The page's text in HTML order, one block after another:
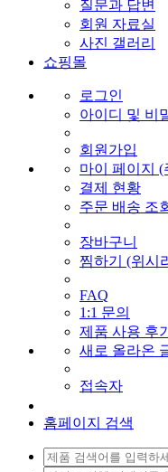
질문과 답변
회원 자료실
사진 갤러리
쇼핑몰
로그인
아이디 및 비
회원가입
마이 페이지
결제 현황
주문 배송 조
장바구니
찜하기 (위시
FAQ
1:1 문의
제품 사용 후기
새로 올라온
접속자
홈페이지 검색